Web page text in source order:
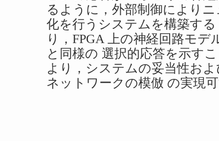
るように，外部制御により
化を行うシステムを構築す
り，FPGA 上の神経回路モ
と同様の 選択的応答を示す
より，システムの妥当性お
ネットワークの模倣 の実現